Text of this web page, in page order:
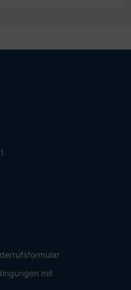
mit